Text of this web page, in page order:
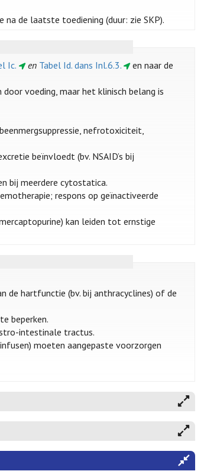
na de laatste toediening (duur: zie SKP).
Ic. en Tabel Id. dans Inl.6.3.
en naar de
voeding, maar het klinisch belang is
nefrotoxiciteit,
beïnvloedt (bv. NSAID’s bij
bij meerdere cytostatica.
respons op geïnactiveerde
kan leiden tot ernstige
de hartfunctie (bv. bij anthracyclines) of de
beperken.
intestinale tractus.
moeten aangepaste voorzorgen